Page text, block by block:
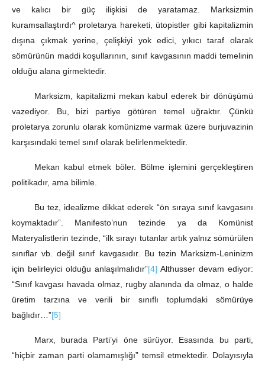
ve kalıcı bir güç ilişkisi de yaratamaz. Marksizmin
kuramsallaştırdı^ proletarya hareketi, ütopistler gibi kapitalizmin
dışına çıkmak yerine, çelişkiyi yok edici, yıkıcı taraf olarak
sömürünün maddi koşullarının, sınıf kavgasının maddi temelinin
olduğu alana girmektedir.
Marksizm, kapitalizmi mekan kabul ederek bir dönüşümü
vazediyor. Bu, bizi partiye götüren temel uğraktır. Çünkü
proletarya zorunlu olarak komünizme varmak üzere burjuvazinin
karşısındaki temel sınıf olarak belirlenmektedir.
Mekan kabul etmek böler. Bölme işlemini gerçekleştiren
politikadır, ama bilimle.
Bu tez, idealizme dikkat ederek “ön sıraya sınıf kavgasını
koymaktadır”. Manifesto’nun tezinde ya da Komünist
Materyalistlerin tezinde, “ilk sırayı tutanlar artık yalnız sömürülen
sınıflar vb. değil sınıf kavgasıdır. Bu tezin Marksizm-Leninizm
için belirleyici olduğu anlaşılmalıdır”[4] Althusser devam ediyor:
“Sınıf kavgası havada olmaz, rugby alanında da olmaz, o halde
üretim tarzına ve verili bir sınıflı toplumdaki sömürüye
bağlıdır…”[5]
Marx, burada Parti’yi öne sürüyor. Esasında bu parti,
“hiçbir zaman parti olamamışlığı” temsil etmektedir. Dolayısıyla